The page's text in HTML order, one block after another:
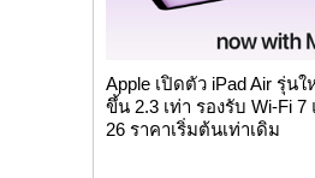
Apple เปิดตัว iPad Air รุ่น
ขึ้น 2.3 เท่า รองรับ Wi-Fi 7
26 ราคาเริ่มต้นเท่าเดิม